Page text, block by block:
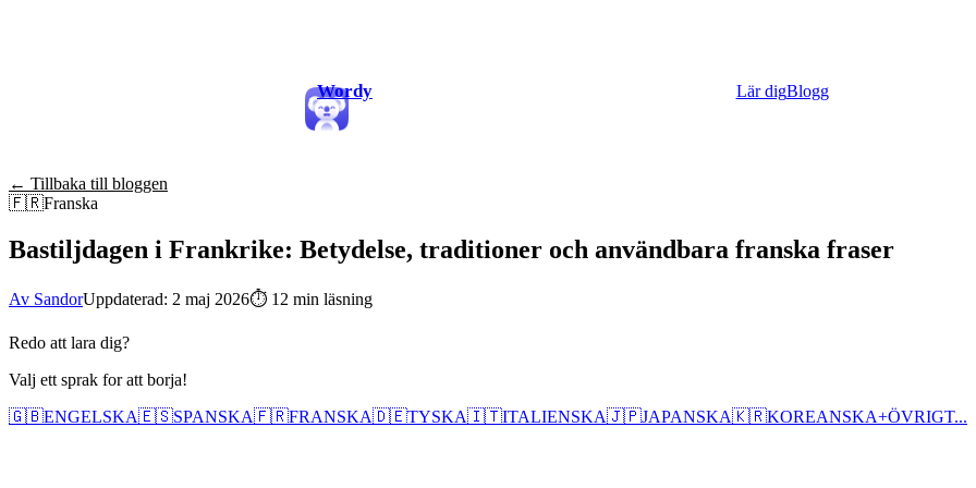
Wordy Lär digBlogg
← Tillbaka till bloggen
🇫🇷Franska
Bastiljdagen i Frankrike: Betydelse, traditioner och användbara franska fraser
Av SandorUppdaterad: 2 maj 2026⏱ 12 min läsning
Redo att lara dig?
Valj ett sprak for att borja!
🇬🇧ENGELSKA🇪🇸SPANSKA🇫🇷FRANSKA🇩🇪TYSKA🇮🇹ITALIENSKA🇯🇵JAPANSKA🇰🇷KOREANSKA+ÖVRIGT...